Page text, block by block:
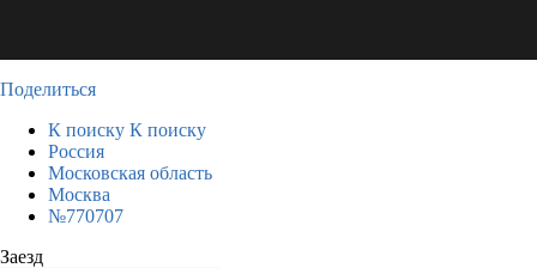
Поделиться
К поиску К поиску
Россия
Московская область
Москва
№770707
Заезд